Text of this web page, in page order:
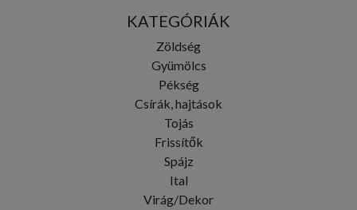
KATEGÓRIÁK
Zöldség
Gyümölcs
Pékség
Csírák, hajtások
Tojás
Frissítők
Spájz
Ital
Virág/Dekor